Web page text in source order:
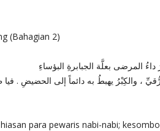
(Bahagian 2)
، والكِبْرُ يهبطُ به دائماً إلى الحضيضِ .
para pewaris nabi-nabi;